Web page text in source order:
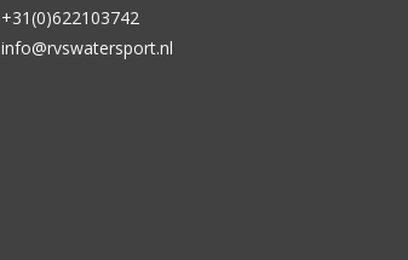
+31(0)622103742
info@rvswatersport.nl